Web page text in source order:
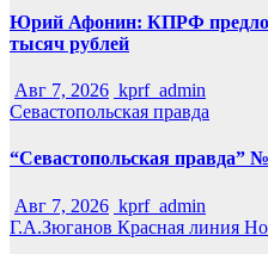
Юрий Афонин: КПРФ
тысяч рублей
Авг 7, 2026 kprf_admin
Севастопольская правда
“Севастопольская правда”
Авг 7, 2026 kprf_admin
Г.А.Зюганов Красная линия